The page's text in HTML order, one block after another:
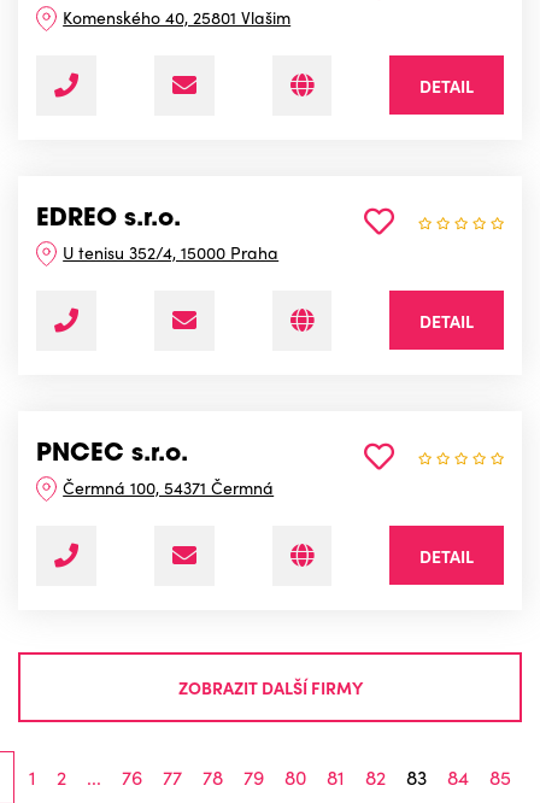
Komenského 40, 25801 Vlašim
DETAIL
EDREO s.r.o.
U tenisu 352/4, 15000 Praha
DETAIL
PNCEC s.r.o.
Čermná 100, 54371 Čermná
DETAIL
ZOBRAZIT DALŠÍ FIRMY
1 2 ... 76 77 78 79 80 81 82 83 84 85